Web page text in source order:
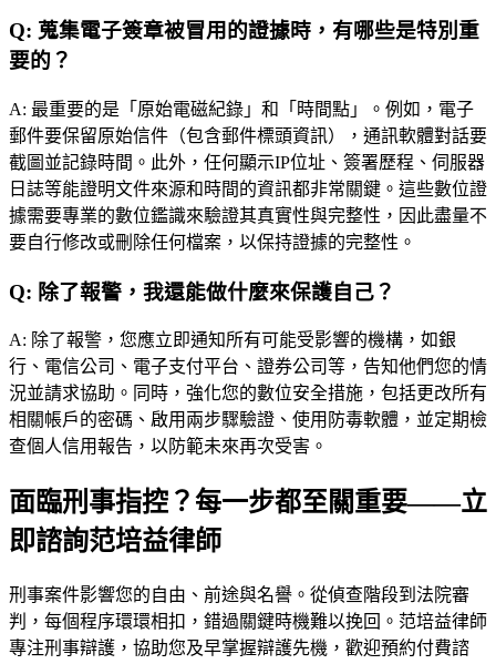
Q: 蒐集電子簽章被冒用的證據時，有哪些是特別重
要的？
A: 最重要的是「原始電磁紀錄」和「時間點」。例如，電子
郵件要保留原始信件（包含郵件標頭資訊），通訊軟體對話要
截圖並記錄時間。此外，任何顯示IP位址、簽署歷程、伺服器
日誌等能證明文件來源和時間的資訊都非常關鍵。這些數位證
據需要專業的數位鑑識來驗證其真實性與完整性，因此盡量不
要自行修改或刪除任何檔案，以保持證據的完整性。
Q: 除了報警，我還能做什麼來保護自己？
A: 除了報警，您應立即通知所有可能受影響的機構，如銀
行、電信公司、電子支付平台、證券公司等，告知他們您的情
況並請求協助。同時，強化您的數位安全措施，包括更改所有
相關帳戶的密碼、啟用兩步驟驗證、使用防毒軟體，並定期檢
查個人信用報告，以防範未來再次受害。
面臨刑事指控？每一步都至關重要——立
即諮詢范培益律師
刑事案件影響您的自由、前途與名譽。從偵查階段到法院審
判，每個程序環環相扣，錯過關鍵時機難以挽回。 范培益律師
專注刑事辯護，協助您及早掌握辯護先機，歡迎預約付費諮